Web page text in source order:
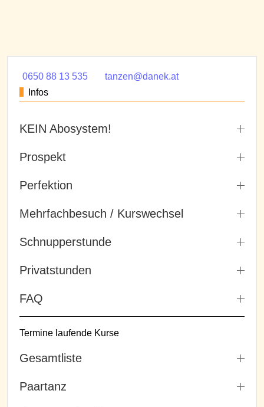
0650 88 13 535
tanzen@danek.at
Infos
KEIN Abosystem!
Prospekt
Perfektion
Mehrfachbesuch / Kurswechsel
Schnupperstunde
Privatstunden
FAQ
Termine laufende Kurse
Gesamtliste
Paartanz